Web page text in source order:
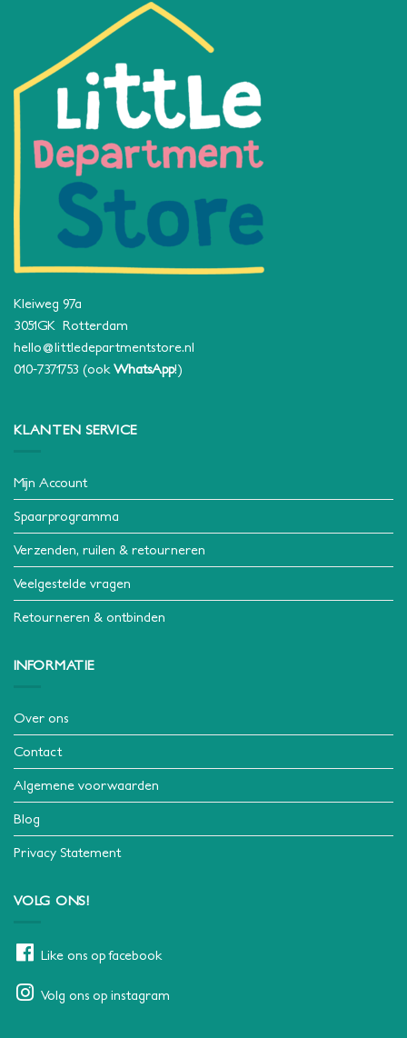
Kleiweg 97a
3051GK Rotterdam
hello@littledepartmentstore.nl
010-7371753 (ook WhatsApp!)
KLANTEN SERVICE
Mijn Account
Spaarprogramma
Verzenden, ruilen & retourneren
Veelgestelde vragen
Retourneren & ontbinden
INFORMATIE
Over ons
Contact
Algemene voorwaarden
Blog
Privacy Statement
VOLG ONS!
Like ons op facebook
Volg ons op instagram